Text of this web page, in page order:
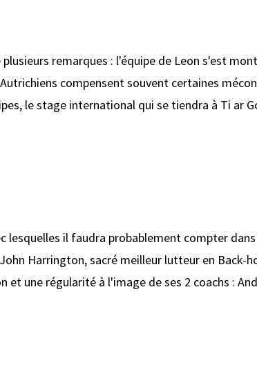
remarques : l'équipe de Leon s'est
compensent souvent certaines
le stage international qui se tiendra à Ti ar
lesquelles il faudra probablement compter
Harrington, sacré meilleur lutteur en Back-
une régularité à l'image de ses 2 coachs :